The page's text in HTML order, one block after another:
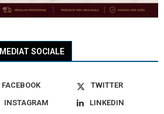
MEDIAT SOCIALE
FACEBOOK
TWITTER
INSTAGRAM
LINKEDIN